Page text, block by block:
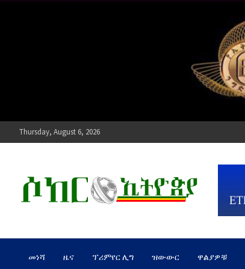
Thursday, August 6, 2026
ሶከር ኢትዮጵያ
መነሻ ዜና ፕሪምየር ሊግ ዝውውር ዋልያዎቹ